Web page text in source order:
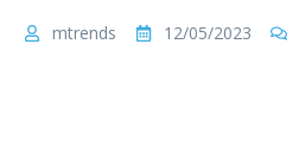
mtrends 12/05/2023